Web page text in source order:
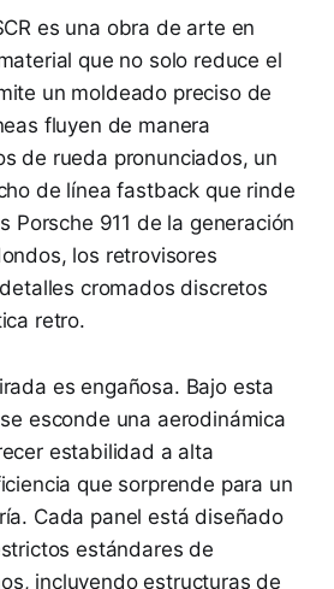
es una obra de arte en
que no solo reduce el
un moldeado preciso de
fluyen de manera
de rueda pronunciados, un
de línea fastback que rinde
Porsche 911 de la generación
los retrovisores
cromados discretos
retro.
es engañosa. Bajo esta
esconde una aerodinámica
estabilidad a alta
que sorprende para un
Cada panel está diseñado
estándares de
incluyendo estructuras de